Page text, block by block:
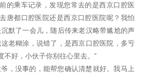
的乘车记录，发现您常去的是西京口腔医
唐都口腔医院还是西京口腔医院呢？我怕
默了一会儿，随后传来老汉略带尴尬的声
老糊涂，说错了，是西京口腔医院，多亏
不好，小伙子你别往心里去。”
，没事的，能帮您确认清楚就好。我马上